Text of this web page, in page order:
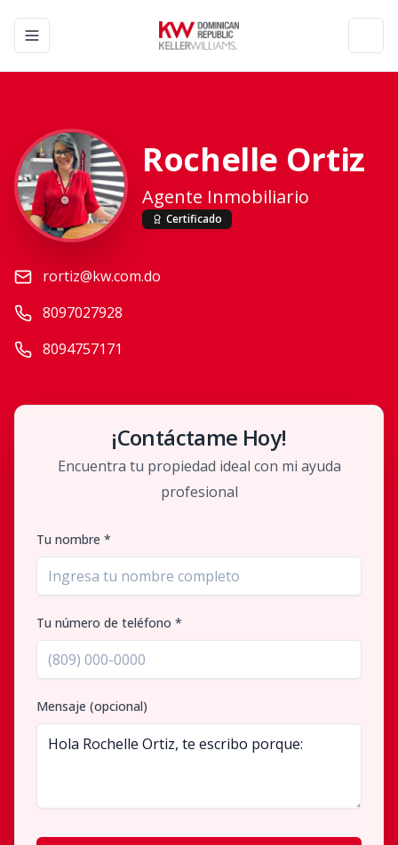
Toggle navigation menu
Rochelle Ortiz
Agente Inmobiliario
Certificado
rortiz@kw.com.do
8097027928
8094757171
¡Contáctame Hoy!
Encuentra tu propiedad ideal con mi ayuda
profesional
Tu nombre *
Tu número de teléfono *
Mensaje (opcional)